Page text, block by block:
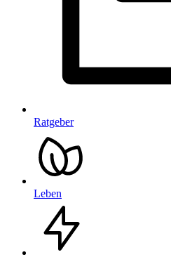
Ratgeber
Leben